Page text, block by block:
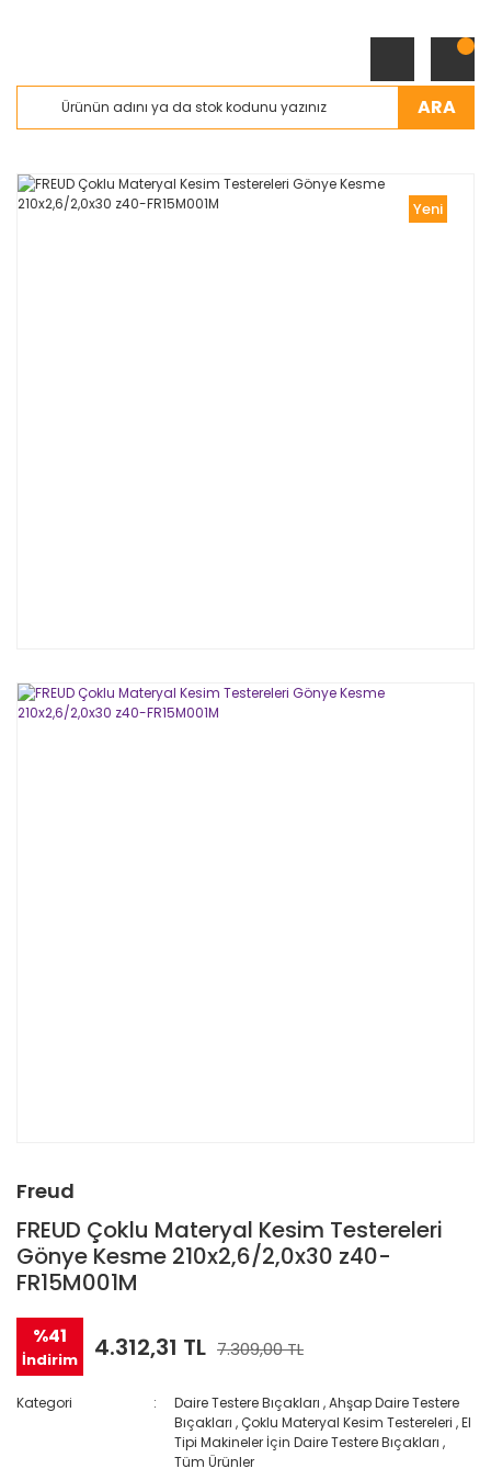
ARA
Yeni
Freud
FREUD Çoklu Materyal Kesim Testereleri
Gönye Kesme 210x2,6/2,0x30 z40-
FR15M001M
%41
İndirim 4.312,31 TL 7.309,00 TL
Kategori Daire Testere Bıçakları ,Ahşap Daire Testere
Bıçakları ,Çoklu Materyal Kesim Testereleri ,El
Tipi Makineler İçin Daire Testere Bıçakları ,
Tüm Ürünler